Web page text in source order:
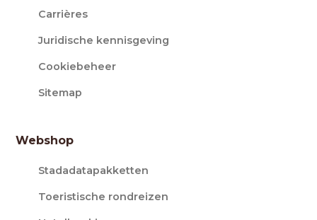
Carrières
Juridische kennisgeving
Cookiebeheer
Sitemap
Webshop
Stadadatapakketten
Toeristische rondreizen